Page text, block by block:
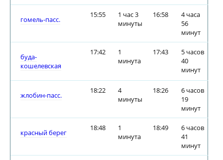
гомель-пасс.
15:55
1 час 3
минуты
16:58
4 часа
56
минут
буда-
кошелевская
17:42
1
минута
17:43
5 часов
40
минут
жлобин-пасс.
18:22
4
минуты
18:26
6 часов
19
минут
красный берег
18:48
1
минута
18:49
6 часов
41
минут